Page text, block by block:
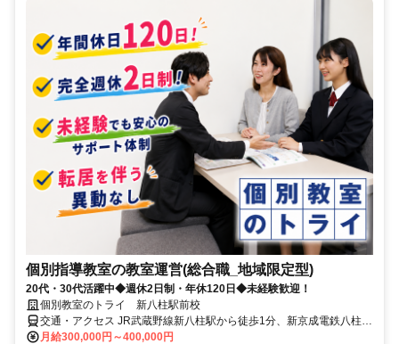
個別指導教室の教室運営(総合職_地域限定型)
20代・30代活躍中◆週休2日制・年休120日◆未経験歓迎！
個別教室のトライ 新八柱駅前校
交通・アクセス JR武蔵野線新八柱駅から徒歩1分、新京成電鉄八柱駅
南口から徒歩1分
月給300,000円～400,000円